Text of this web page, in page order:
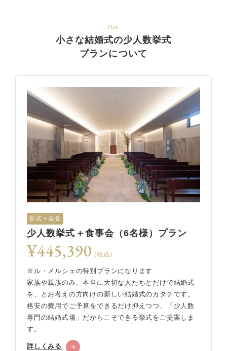
Plan
小さな結婚式の少人数挙式
プランについて
挙式＋会食
少人数挙式＋食事会（6名様）プラン
¥445,390 (税込)
※ル・メルシェの特別プランになります
家族や親族のみ、本当に大切な人たちとだけで結婚式
を、とお考えの方向けの新しい結婚式のカタチです。
格安の費用でご予算をできるだけ抑えつつ、「少人数
専門の結婚式場」だからこそできる挙式をご提案しま
す。
詳しくみる